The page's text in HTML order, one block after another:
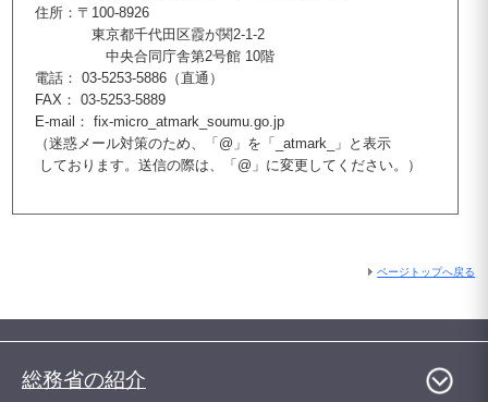
住所：〒100-8926
東京都千代田区霞が関2-1-2
中央合同庁舎第2号館 10階
電話： 03-5253-5886（直通）
FAX： 03-5253-5889
E-mail： fix-micro_atmark_soumu.go.jp
（迷惑メール対策のため、「@」を「_atmark_」と表示
しております。送信の際は、「@」に変更してください。）
ページトップへ戻る
総務省の紹介